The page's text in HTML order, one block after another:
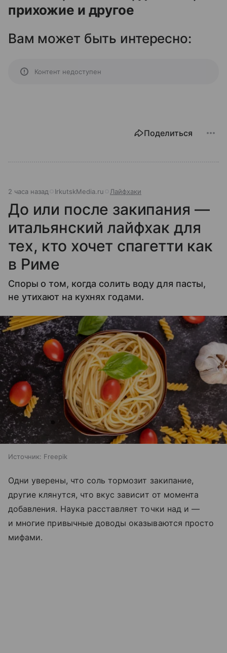
прихожие и другое
Вам может быть интересно:
Контент недоступен
Поделиться
2 часа назад IrkutskMedia.ru Лайфхаки
До или после закипания —
итальянский лайфхак для
тех, кто хочет спагетти как
в Риме
Споры о том, когда солить воду для пасты,
не утихают на кухнях годами.
Источник: Freepik
Одни уверены, что соль тормозит закипание,
другие клянутся, что вкус зависит от момента
добавления. Наука расставляет точки над и —
и многие привычные доводы оказываются просто
мифами.